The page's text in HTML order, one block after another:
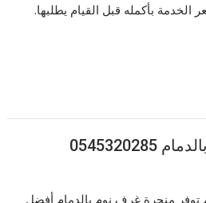
بأكمله قبل القيام يطلبها.
توفر منجرة غرف نوم بالدمام أفضل